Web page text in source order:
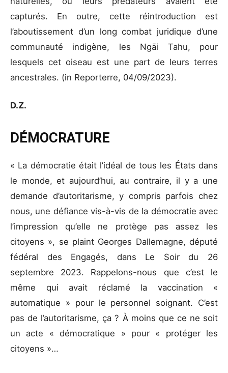
capturés. En outre, cette réintroduction est
l’aboutissement d’un long combat juridique d’une
communauté indigène, les Ngāi Tahu, pour
lesquels cet oiseau est une part de leurs terres
ancestrales. (in Reporterre, 04/09/2023).
D.Z.
DÉMOCRATURE
« La démocratie était l’idéal de tous les États dans
le monde, et aujourd’hui, au contraire, il y a une
demande d’autoritarisme, y compris parfois chez
nous, une défiance vis-à-vis de la démocratie avec
l’impression qu’elle ne protège pas assez les
citoyens », se plaint Georges Dallemagne, député
fédéral des Engagés, dans Le Soir du 26
septembre 2023. Rappelons-nous que c’est le
même qui avait réclamé la vaccination «
automatique » pour le personnel soignant. C’est
pas de l’autoritarisme, ça ? À moins que ce ne soit
un acte « démocratique » pour « protéger les
citoyens »…